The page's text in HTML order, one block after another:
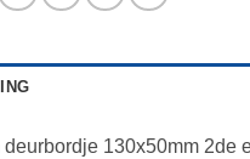
130x50mm 2de